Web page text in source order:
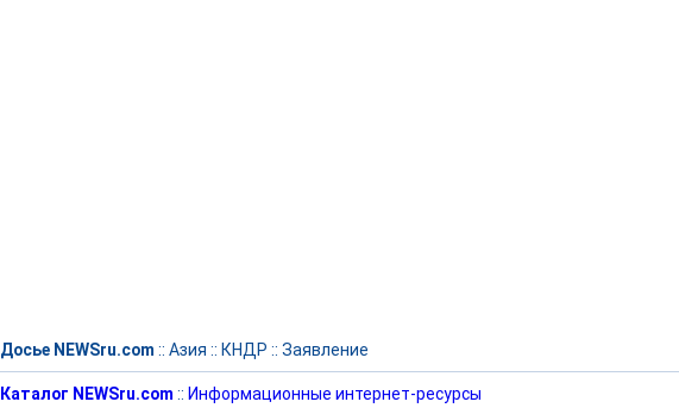
Досье NEWSru.com :: Азия :: КНДР :: Заявление
Каталог NEWSru.com :: Информационные интернет-ресурсы